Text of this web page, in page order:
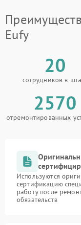
Eufy
20
сотрудников в
2570
отремонтированных
Используются
сертификацию
работу после
обязательств